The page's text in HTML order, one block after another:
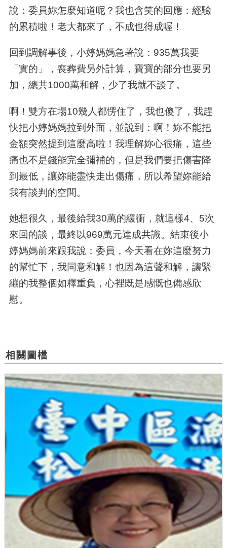
說：委員妳怎麼知道呢？我也含笑的回應：經驗
的累積啦！老大都來了，不成也得成喔！
回到調解事後，小婷媽媽急著說： 935萬我要
「實的」，喪葬費另外計算，寶寶的部分也要另
加，總共1000萬和解，少了我就不談了。
啊！雙方在場10幾人都愣住了，我也傻了，我趕
快把小婷媽媽拉到外面，並說到：啊！妳不能把
金額突然提到這麼高啦！我理解妳心很痛，這些
痛也不是錢能完全彌補的，但是我們要把傷害降
到最低，讓妳能盡快走出傷痛，所以希望妳能給
我有談判的空間。
她想很久，最後給我30萬的緩衝，就這樣4、 5次
來回的談，最終以969萬元達成共識。結束後小
婷媽媽前來跟我說：委員，今天看在妳這麼努力
的幫忙下，我同意和解！也因為這聲和解，讓緊
繃的我整個如釋重負，心裡既是感慨也備感欣
慰。
相關圖檔